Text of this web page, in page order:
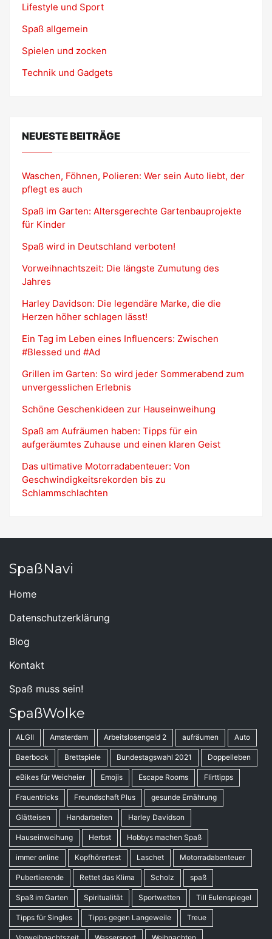
Lifestyle und Sport
Spaß allgemein
Spielen und zocken
Technik und Gadgets
NEUESTE BEITRÄGE
Waschen, Föhnen, Polieren: Wer sein Auto liebt, der
pflegt es auch
Spaß im Garten: Altersgerechte Gartenbauprojekte
für Kinder
Spaß wird in Deutschland verboten!
Vorweihnachtszeit: Die längste Zumutung des
Jahres
Harley Davidson: Die legendäre Marke, die die
Herzen höher schlagen lässt!
Ein Tag im Leben eines Influencers: Zwischen
#Blessed und #Ad
Grillen im Garten: So wird jeder Sommerabend zum
unvergesslichen Erlebnis
Schöne Geschenkideen zur Hauseinweihung
Spaß am Aufräumen haben: Tipps für ein
aufgeräumtes Zuhause und einen klaren Geist
Das ultimative Motorradabenteuer: Von
Geschwindigkeitsrekorden bis zu
Schlammschlachten
SpaßNavi
Home
Datenschutzerklärung
Blog
Kontakt
Spaß muss sein!
SpaßWolke
ALGII Amsterdam Arbeitslosengeld 2 aufräumen Auto
Baerbock Brettspiele Bundestagswahl 2021 Doppelleben
eBikes für Weicheier Emojis Escape Rooms Flirttipps
Frauentricks Freundschaft Plus gesunde Ernährung
Glätteisen Handarbeiten Harley Davidson
Hauseinweihung Herbst Hobbys machen Spaß
immer online Kopfhörertest Laschet Motorradabenteuer
Pubertierende Rettet das Klima Scholz spaß
Spaß im Garten Spiritualität Sportwetten Till Eulenspiegel
Tipps für Singles Tipps gegen Langeweile Treue